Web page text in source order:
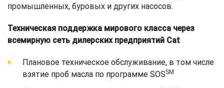
промышленных, буровых и других насосов.
Техническая поддержка мирового класса через
всемирную сеть дилерских предприятий Cat
Плановое техническое обслуживание, в том числе
взятие проб масла по программе SOSSM